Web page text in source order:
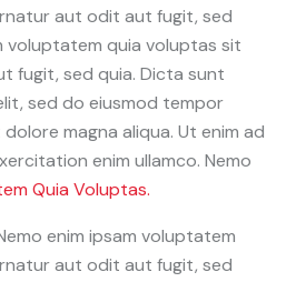
aut odit aut fugit, sed
voluptatem quia voluptas sit
fugit, sed quia. Dicta sunt
sed do eiusmod tempor
magna aliqua. Ut enim ad
enim ullamco. Nemo
Quia Voluptas.
enim ipsam voluptatem
aut odit aut fugit, sed